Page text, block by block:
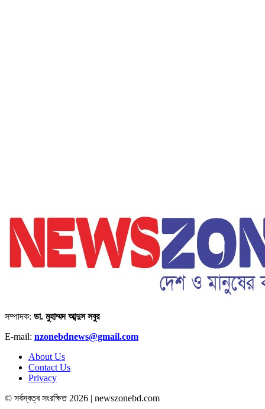
সম্পাদক: ডা. মুহাম্মদ আব্দুস সবুর
E-mail: nzonebdnews@gmail.com
About Us
Contact Us
Privacy
© সর্বস্বত্ব সংরক্ষিত 2026 | newszonebd.com